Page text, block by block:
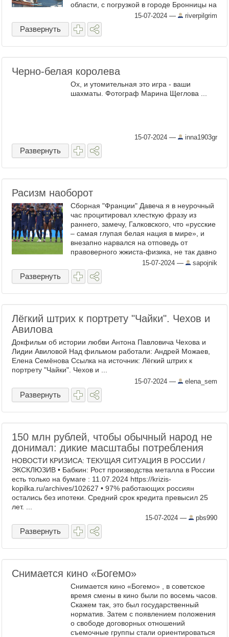
области, с погрузкой в городе Бронницы на
реке Москве, через Канал имени Москвы,
реки Волгу и Каму, до ...
15-07-2024 — riverpilgrim
Развернуть
Черно-белая королева
Ох, и утомительная это игра - ваши
шахматы. Фотограф Марина Щеглова ...
15-07-2024 — inna1903gr
Развернуть
Расизм наоборот
Сборная "Франции" Давеча я в неурочный
час процитировал хлесткую фразу из
раннего, замечу, Галковского, что «русские
– самая глупая белая нация в мире», и
внезапно нарвался на отповедь от
правоверного жжиста-физика, не так давно
перебравшегося от греха из родного
Ясенево в ...
15-07-2024 — sapojnik
Развернуть
Лёгкий штрих к портрету "Чайки". Чехов и
Авилова
Докфильм об истории любви Антона Павловича Чехова и
Лидии Авиловой Над фильмом работали: Андрей Можаев,
Елена Семёнова Ссылка на источник: Лёгкий штрих к
портрету "Чайки". Чехов и ...
15-07-2024 — elena_sem
Развернуть
150 млн рублей, чтобы обычный народ не
донимал: дикие масштабы потребления
НОВОСТИ КРИЗИСА: ТЕКУЩАЯ СИТУАЦИЯ В РОССИИ /
ЭКСКЛЮЗИВ • Бабкин: Рост производства металла в России
есть только на бумаге : 11.07.2024 https://krizis-
kopilka.ru/archives/102627 • 97% работающих россиян
остались без ипотеки. Средний срок кредита превысил 25
лет. ...
15-07-2024 — pbs990
Развернуть
Снимается кино «Богемо»
Снимается кино «Богемо» , в советское
время смены в кино были по восемь часов.
Скажем так, это был государственный
норматив. Затем с появлением положения
о свободе договорных отношений
съемочные группы стали ориентироваться